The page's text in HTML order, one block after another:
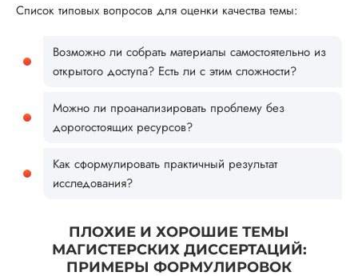
Список типовых вопросов для оценки качества темы:
Возможно ли собрать материалы самостоятельно из
открытого доступа? Есть ли с этим сложности?
Можно ли проанализировать проблему без
дорогостоящих ресурсов?
Как сформулировать практичный результат
исследования?
ПЛОХИЕ И ХОРОШИЕ ТЕМЫ
МАГИСТЕРСКИХ ДИССЕРТАЦИЙ:
ПРИМЕРЫ ФОРМУЛИРОВОК